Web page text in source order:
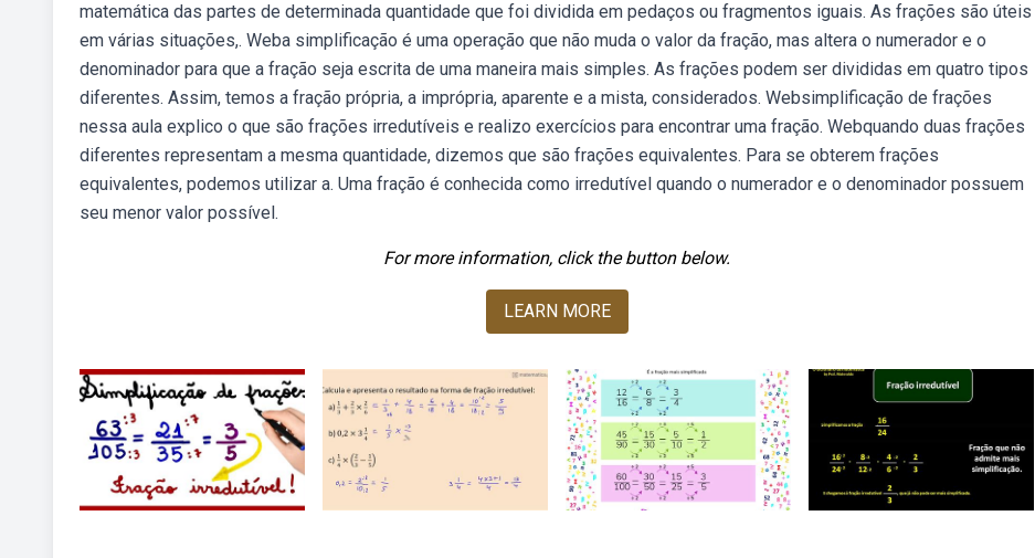
matemática das partes de determinada quantidade que foi dividida em pedaços ou fragmentos iguais. As frações são úteis
em várias situações,. Weba simplificação é uma operação que não muda o valor da fração, mas altera o numerador e o
denominador para que a fração seja escrita de uma maneira mais simples. As frações podem ser divididas em quatro tipos
diferentes. Assim, temos a fração própria, a imprópria, aparente e a mista, considerados. Websimplificação de frações
nessa aula explico o que são frações irredutíveis e realizo exercícios para encontrar uma fração. Webquando duas frações
diferentes representam a mesma quantidade, dizemos que são frações equivalentes. Para se obterem frações
equivalentes, podemos utilizar a. Uma fração é conhecida como irredutível quando o numerador e o denominador possuem
seu menor valor possível.
For more information, click the button below.
LEARN MORE